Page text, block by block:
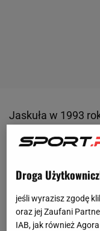
Jaskuła w 1993
sukcesów dopiero
Rafał Majka,
największego
zwyciężał w
sobotę w
Droga
jeśli wyrazisz zgodę
oraz jej Zaufani
IAB, jak również